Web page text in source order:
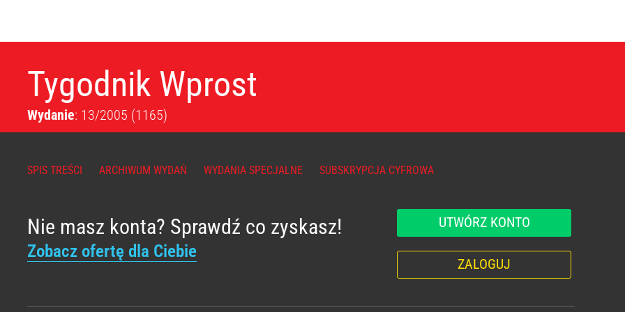
Tygodnik Wprost
Wydanie: 13/2005 (1165)
SPIS TREŚCI ARCHIWUM WYDAŃ WYDANIA SPECJALNE SUBSKRYPCJA CYFROWA
Nie masz konta? Sprawdź co zyskasz!
Zobacz ofertę dla Ciebie
UTWÓRZ KONTO
ZALOGUJ